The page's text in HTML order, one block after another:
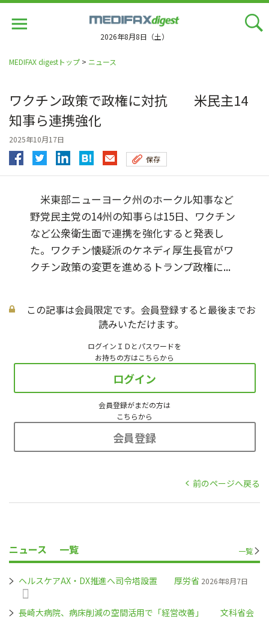
2026年8月8日（土）
MEDIFAX digestトップ > ニュース
ワクチン政策で政権に対抗 米民主14
知事ら連携強化
2025年10月17日
保存
米東部ニューヨーク州のホークル知事など
野党民主党の14州の知事らは15日、ワクチン
など公衆衛生面で連携を強化すると発表し
た。ワクチン懐疑派のケネディ厚生長官がワ
クチン政策の変更を進めるトランプ政権に...
この記事は会員限定です。会員登録すると最後までお
読みいただけます。
ログインＩＤとパスワードを
お持ちの方はこちらから
ログイン
会員登録がまだの方は
こちらから
会員登録
前のページへ戻る
ニュース 一覧 一覧
ヘルスケアAX・DX推進へ司令塔設置 厚労省 2026年8月7日
長崎大病院、病床削減の空間活用で「経営改善」 文科省会